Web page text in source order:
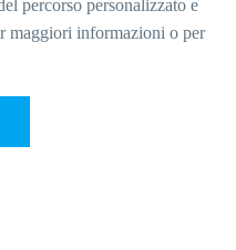
percorso personalizzato e
maggiori informazioni o per